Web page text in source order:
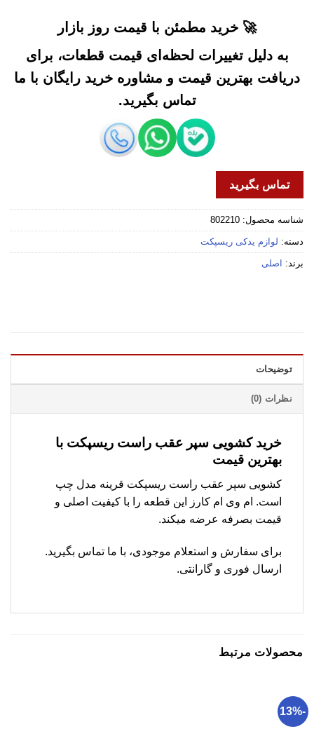
🚀 خرید مطمئن با قیمت روز بازار
به دلیل تغییرات لحظه‌ای قیمت قطعات، برای
دریافت بهترین قیمت و مشاوره خرید رایگان با ما
تماس بگیرید.
تماس بگیرید
شناسه محصول: 802210
دسته: لوازم یدکی ریسپکت
برند: اصلی
توضیحات
نظرات (0)
خرید کشویی سپر عقب راست ریسپکت با
بهترین قیمت
کشویی سپر عقب راست ریسپکت قرینه مدل چپ
است. ام وی ام کارز این قطعه را با کیفیت اصلی و
قیمت بصرفه عرضه میکند.
برای سفارش و استعلام موجودی، با ما تماس بگیرید.
ارسال فوری و گارانتی.
محصولات مرتبط
-13%